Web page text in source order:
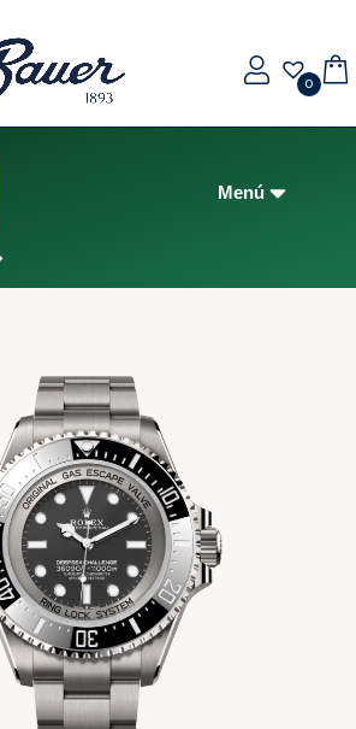
0